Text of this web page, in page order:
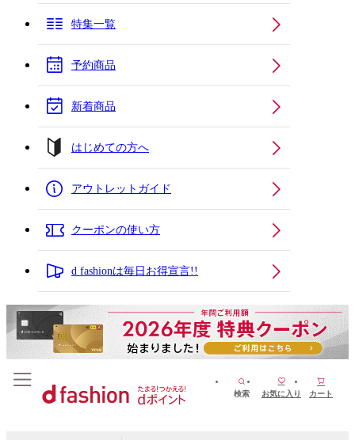
特集一覧
予約商品
新着商品
はじめての方へ
アウトレットガイド
クーポンの使い方
d fashionは毎日お得宣言!!
検索 お気に入り カート